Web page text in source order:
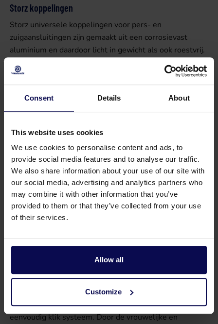
Consent Details About
This website uses cookies
We use cookies to personalise content and ads, to
provide social media features and to analyse our traffic.
We also share information about your use of our site with
our social media, advertising and analytics partners who
may combine it with other information that you’ve
provided to them or that they’ve collected from your use
of their services.
Allow all
Customize
Storz koppelingen
Storz universele koppelingen voor pers- en
zuigaansluitingen zijn gemaakt uit een corrosievast
aluminium en daardoor licht in gewicht als ook roestvrij.
Gemakkelijk te hanteren en goed afdichtende koppeling
geschikt voor vele toepassingen in de landbouw, bouw
en industrie. De nokafstand wordt gemeten tussen de
nokken. Voor het koppelen en ontkoppelen is een Storz
sleutel verkrijgbaar.
Geka koppelingen
Geka koppelingen zijn veelgebruikte snelkoppelingen in
de landbouw sector. Deze koppelingen zijn ontworpen
met het oog op gebruiksgemak. Het aansluiten van deze
koppeling vereist een eenvoudige draaiende beweging.
Deze koppeling is eenvoudig te bevestigen zonder
gebruik van gereedschap.
Gardena koppelingen
koppelingen bieden een snelle oplossing voor het
verbinden en ontkoppelen van tuinslangen en sproeiers.
Het aansluiten van deze koppeling gaat via een
eenvoudig klik systeem. Door de vrouwelijke en